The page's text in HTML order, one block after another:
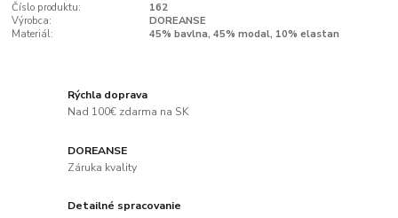
Číslo produktu:
162
Výrobca:
DOREANSE
Materiál:
45% bavlna, 45% modal, 10% elastan
Rýchla doprava
Nad 100€ zdarma na SK
DOREANSE
Záruka kvality
Detailné spracovanie